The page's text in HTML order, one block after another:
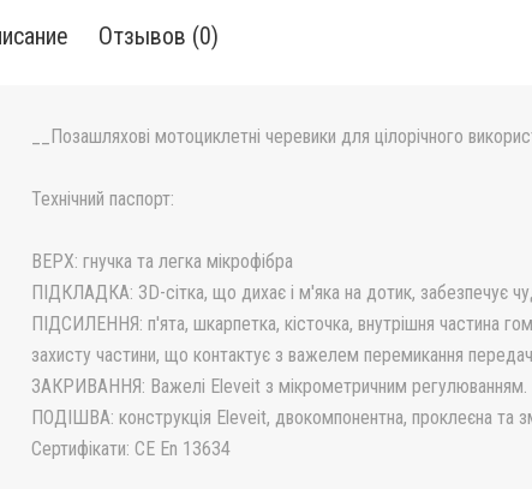
Отзывов (0)
__Позашляхові мотоциклетні черевики для цілорічного
Технічний паспорт:
ВЕРХ: гнучка та легка мікрофібра
ПІДКЛАДКА: 3D-сітка, що дихає і м'яка на дотик, забезпечує
ПІДСИЛЕННЯ: п'ята, шкарпетка, кісточка, внутрішня частина
захисту частини, що контактує з важелем перемикання
ЗАКРИВАННЯ: Важелі Eleveit з мікрометричним регулюванням.
ПОДІШВА: конструкція Eleveit, двокомпонентна, проклеєна та
Сертифікати: CE En 13634